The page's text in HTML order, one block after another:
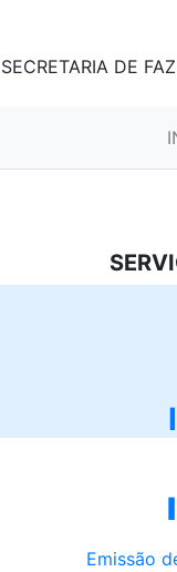
SECRETARIA DE
Emissão